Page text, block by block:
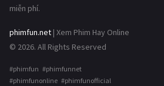
miễn phí.
phimfun.net | Xem Phim Hay Online
© 2026. All Rights Reserved
#phimfun #phimfunnet
#phimfunonline #phimfunofficial